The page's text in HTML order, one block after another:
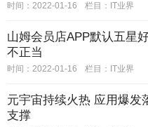
时间：2022-01-16 栏目：IT业界
山姆会员店APP默认五星
不正当
时间：2022-01-16 栏目：IT业界
元宇宙持续火热 应用爆发
支撑